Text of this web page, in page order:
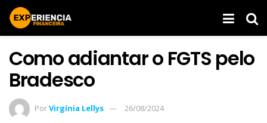
Como adiantar o FGTS pelo
Bradesco
PorVirgínia Lellys 26/08/2024